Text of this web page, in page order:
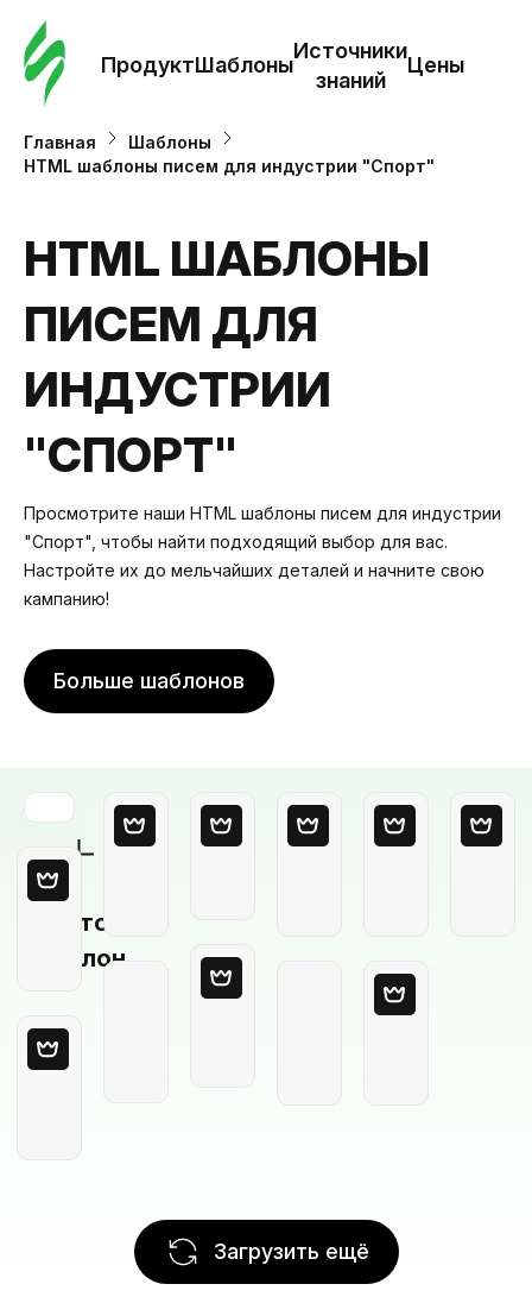
ПродуктШаблоны
Источники
знаний
Цены
Главная
Шаблоны
HTML шаблоны писем для индустрии "Спорт"
HTML ШАБЛОНЫ
ПИСЕМ ДЛЯ
ИНДУСТРИИ
"СПОРТ"
Просмотрите наши HTML шаблоны писем для индустрии
"Спорт", чтобы найти подходящий выбор для вас.
Настройте их до мельчайших деталей и начните свою
кампанию!
Больше шаблонов
Пустой
шаблон
Загрузить ещё